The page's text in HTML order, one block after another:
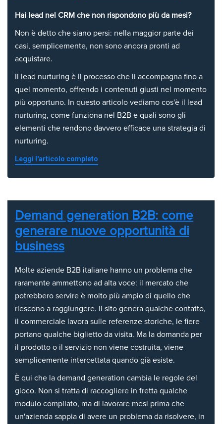
Hai lead nel CRM che non rispondono più da mesi?
Non è detto che siano persi: nella maggior parte dei
casi, semplicemente, non sono ancora pronti ad
acquistare.
Il lead nurturing è il processo che li accompagna fino a
quel momento, offrendo i contenuti giusti nel momento
più opportuno. In questo articolo vediamo cos'è il lead
nurturing, come funziona nel B2B e quali sono gli
elementi che rendono davvero efficace una strategia di
nurturing.
Leggi l'articolo completo
Demand generation B2B: come
generare nuove opportunità di
business
Molte aziende B2B italiane hanno un problema che
raramente ammettono ad alta voce: il mercato che
potrebbero servire è molto più ampio di quello che
riescono a raggiungere. Il sito genera qualche contatto,
il commerciale lavora sulle referenze storiche, le fiere
portano qualche biglietto da visita. Ma la domanda per
il prodotto o il servizio non viene costruita, viene
semplicemente intercettata quando già esiste.
È qui che la demand generation cambia le regole del
gioco. Non si tratta di raccogliere in fretta qualche
modulo compilato, ma di lavorare mesi prima che
un'azienda sappia di avere un problema da risolvere, in